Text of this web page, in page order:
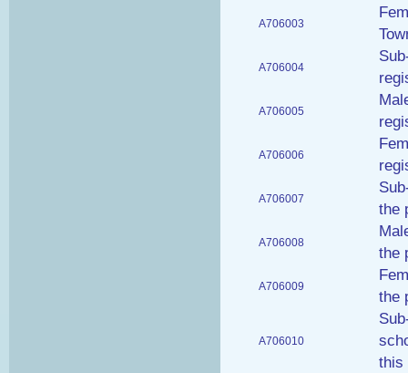
A706003
A706004
A706005
A706006
A706007
the
A706008
the
A706009
the
A706010
this